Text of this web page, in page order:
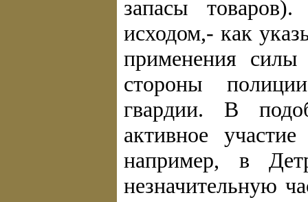
запасы
исходом,- как
применения силы
стороны
гвардии. В
активное
например, в
незначительную